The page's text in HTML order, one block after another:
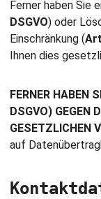
Ferner haben Sie
DSGVO) oder
Einschränkung (
Ihnen dies
FERNER HABEN
DSGVO) GEGEN
GESETZLICHEN
auf